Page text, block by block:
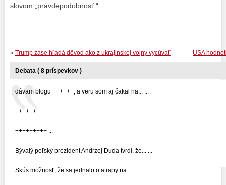
slovom „pravdepodobnosť “ …
USA
« Trump zase hľadá dôvod ako z ukrajinskej vojny vycúvať
Debata ( 8 príspevkov )
dávam blogu ++++++, a veru som aj čakal na... ...
++++++ ...
+++++++++ ...
Bývalý poľský prezident Andrzej Duda tvrdí, že... ...
Skús možnosť, že sa jednalo o atrapy na... ...